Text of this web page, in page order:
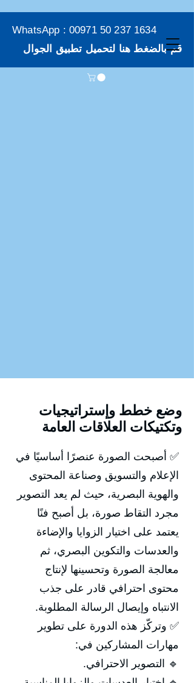
WhatsApp : 00971 50 237 1634
قم بالضغط هنا لتحميل تطبيق الجوال
وضع خطط وإستراتيجيات
وتكتيكات العلاقات العامة
✅ أصبحت الصورة عنصرًا أساسيًا في
الإعلام والتسويق وصناعة المحتوى
والهوية البصرية، حيث لم يعد التصوير
مجرد التقاط صورة، بل أصبح فنًا
يعتمد على اختيار الزوايا والإضاءة
والعدسات والتكوين البصري، ثم
معالجة الصورة وتحسينها لإنتاج
محتوى احترافي قادر على جذب
الانتباه وإيصال الرسالة المطلوبة.
✅ وتركّز هذه الدورة على تطوير
مهارات المشاركين في:
🔹 التصوير الاحترافي.